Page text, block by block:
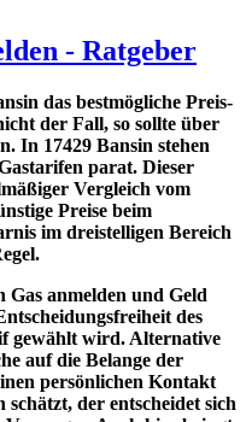
- Ratgeber
das bestmögliche Preis-
der Fall, so sollte über
In 17429 Bansin stehen
parat. Dieser
Vergleich vom
Preise beim
im dreistelligen Bereich
Gas anmelden und Geld
des
gewählt wird. Alternative
auf die Belange der
persönlichen Kontakt
der entscheidet sich